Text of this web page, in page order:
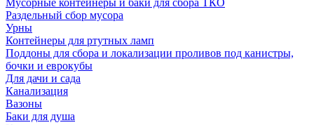
Мусорные контейнеры и баки для сбора ТКО
Раздельный сбор мусора
Урны
Контейнеры для ртутных ламп
Поддоны для сбора и локализации проливов под канистры,
бочки и еврокубы
Для дачи и сада
Канализация
Вазоны
Баки для душа